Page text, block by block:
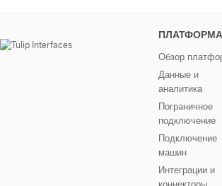
ПЛАТФОРМА
Обзор
Данные и
аналитика
Пограничное
подключение
Подключение
машин
Интеграции и